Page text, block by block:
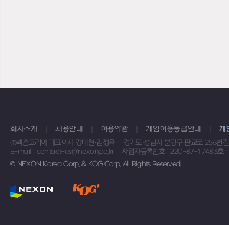
회사소개 채용안내 이용약관 게임이용등급안내 개
㈜넥슨코리아 대표이사 강대현·김정욱
경기도 성남시 분당구 판교로 256번
E-mail : contact-us@nexon.co.kr
사업자등록번호 : 220-87-17483호
© NEXON Korea Corp. & KOG Corp. All Rights Reserved.